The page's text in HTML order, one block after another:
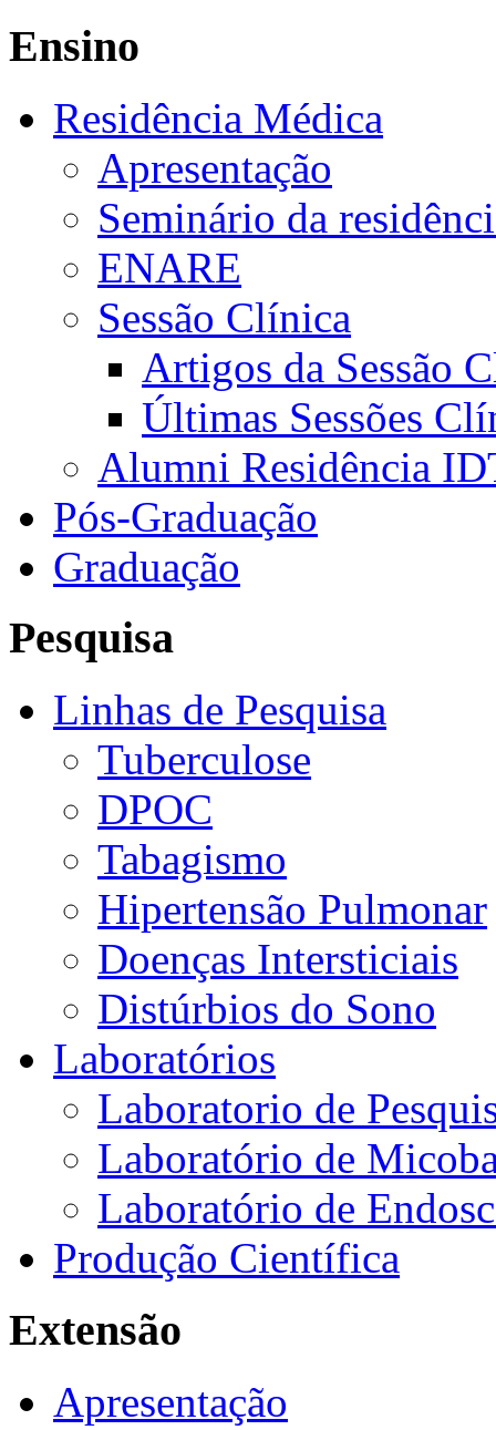
Ensino
Residência Médica
Apresentação
Seminário da
ENARE
Sessão Clínica
Artigos da Sessão
Últimas Sessões
Alumni Residência
Pós-Graduação
Graduação
Pesquisa
Linhas de Pesquisa
Tuberculose
DPOC
Tabagismo
Hipertensão Pulmonar
Doenças Intersticiais
Distúrbios do Sono
Laboratórios
Laboratorio de
Laboratório de
Laboratório de
Produção Científica
Extensão
Apresentação